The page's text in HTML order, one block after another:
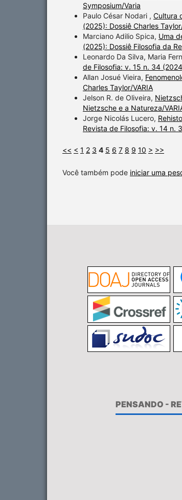
Symposium/Varia
Paulo César Nodari , Cultura
(2025): Dossiê Charles
Marciano Adilio Spica, Uma
(2025): Dossiê Filosofia da
Leonardo Da Silva, Maria
de Filosofia: v. 15 n. 34
Allan Josué Vieira,
Charles Taylor/VARIA
Jelson R. de Oliveira,
Nietzsche e a Natureza/
Jorge Nicolás Lucero,
Revista de Filosofia: v. 14 n.
<< < 1 2 3 4 5 6 7 8 9 10 > >>
Você também pode iniciar uma
PENSANDO -